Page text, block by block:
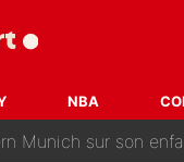
NBA
: La course
m’en suis voulu»,
Munich sur son